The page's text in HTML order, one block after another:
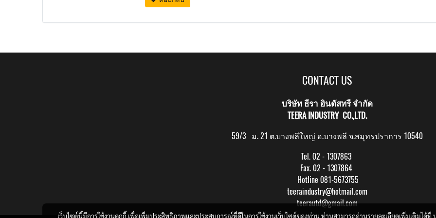
CONTACT US
บริษัท ธีรา อินดัสทรี จำกัด
TEERA INDUSTRY CO.,LTD.
59/3 ม. 21 ต.บางพลีใหญ่ อ.บางพลี จ.สมุทรปราการ 10540
Tel. 02 - 1307863
Fax. 02 - 1307864
Hotline 081-5673755
teeraindustry@hotmail.com
teerautd@gmail.com
เว็บไซต์นี้มีการใช้งานคุกกี้ เพื่อเพิ่มประสิทธิภาพและประสบการณ์ที่ดีในการใช้งานเว็บไซต์ของท่าน ท่านสามารถอ่านรายละเอียดเพิ่มเติมได้ที่